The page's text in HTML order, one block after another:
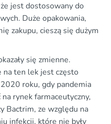
jest dostosowany do
Duże opakowania,
zakupu, cieszą się dużym
się zmienne.
na ten lek jest często
roku, gdy pandemia
rynek farmaceutyczny,
Bactrim, ze względu na
infekcji, które nie były